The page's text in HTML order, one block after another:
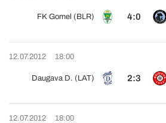
FK Gomel (BLR) 4:0
12.07.2012 18:00
Daugava D. (LAT) 2:3
12.07.2012 18:00